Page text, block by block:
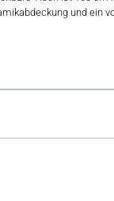
und ein